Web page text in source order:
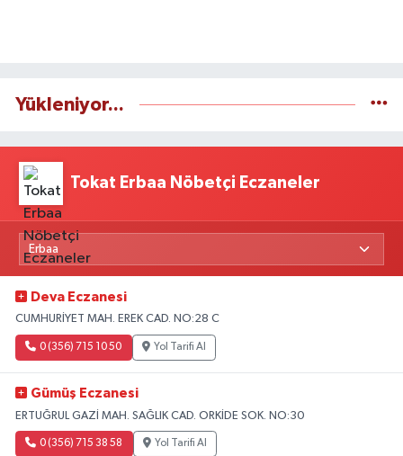
Yükleniyor...
Tokat Erbaa Nöbetçi Eczaneler
Deva Eczanesi
CUMHURİYET MAH. EREK CAD. NO:28 C
0 (356) 715 10 50 Yol Tarifi Al
Gümüş Eczanesi
ERTUĞRUL GAZİ MAH. SAĞLIK CAD. ORKİDE SOK. NO:30
0 (356) 715 38 58 Yol Tarifi Al